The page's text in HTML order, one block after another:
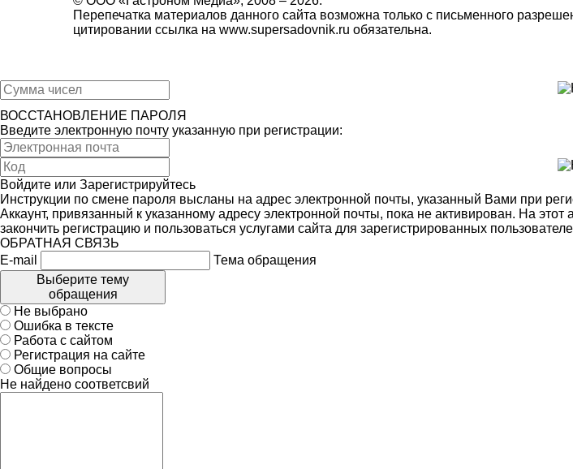
Перепечатка материалов данного сайта возможна только с письменного
цитировании ссылка на www.supersadovnik.ru обязательна.
ВОССТАНОВЛЕНИЕ ПАРОЛЯ
Введите электронную почту указанную при регистрации:
Войдите или Зарегистрируйтесь
Инструкции по смене пароля высланы на адрес электронной почты, указанный Вами при
Аккаунт, привязанный к указанному адресу электронной почты, пока не активирован. На
закончить регистрацию и пользоваться услугами сайта для зарегистрированных
ОБРАТНАЯ СВЯЗЬ
E-mail
Тема обращения
Выберите тему
обращения
Не выбрано
Ошибка в тексте
Работа с сайтом
Регистрация на сайте
Общие вопросы
Не найдено соответсвий